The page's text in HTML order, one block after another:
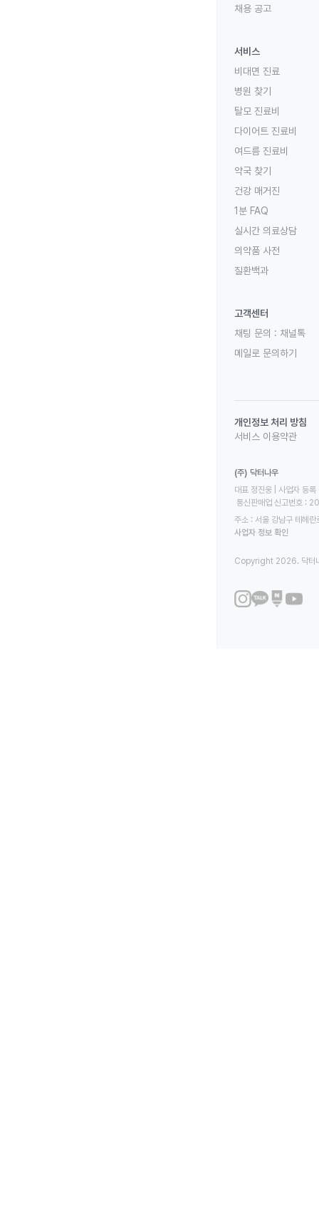
채용 공고
서비스
비대면 진료
병원 찾기
탈모 진료비
다이어트 진료비
여드름 진료비
약국 찾기
건강 매거진
1분 FAQ
실시간 의료상담
의약품 사전
질환백과
고객센터
채팅 문의 : 채널톡
메일로 문의하기
개인정보 처리 방침
서비스 이용약관
(주) 닥터나우
대표 정진웅 | 사업자
통신판매업 신고번호
주소 : 서울 강남구 테헤
사업자 정보 확인
Copyright 2026. 닥터